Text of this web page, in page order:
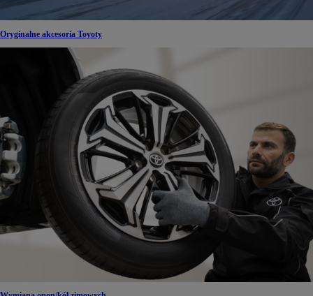
Oryginalne akcesoria Toyoty